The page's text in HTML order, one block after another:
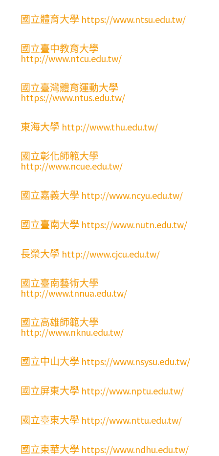
國立體育大學 https://www.ntsu.edu.tw/
國立臺中教育大學
http://www.ntcu.edu.tw/
國立臺灣體育運動大學
https://www.ntus.edu.tw/
東海大學 http://www.thu.edu.tw/
國立彰化師範大學
http://www.ncue.edu.tw/
國立嘉義大學 http://www.ncyu.edu.tw/
國立臺南大學 https://www.nutn.edu.tw/
長榮大學 http://www.cjcu.edu.tw/
國立臺南藝術大學
http://www.tnnua.edu.tw/
國立高雄師範大學
http://www.nknu.edu.tw/
國立中山大學 https://www.nsysu.edu.tw/
國立屏東大學 http://www.nptu.edu.tw/
國立臺東大學 http://www.nttu.edu.tw/
國立東華大學 https://www.ndhu.edu.tw/